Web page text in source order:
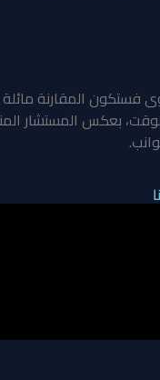
فستكون المقارنة
بعكس المستشار